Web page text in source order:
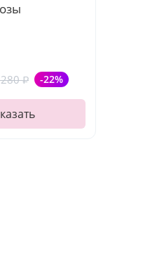
₽ -22%